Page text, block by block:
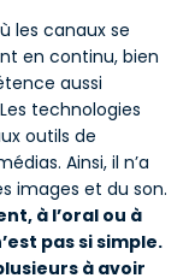
les canaux se
en continu, bien
aussi
technologies
outils de
Ainsi, il n’a
images et du son.
à l’oral ou à
pas si simple.
à avoir